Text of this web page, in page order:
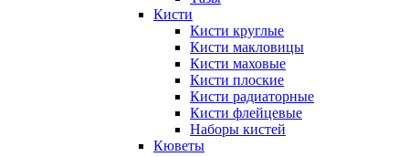
Кисти
Кисти круглые
Кисти макловицы
Кисти маховые
Кисти плоские
Кисти радиаторные
Кисти флейцевые
Наборы кистей
Кюветы